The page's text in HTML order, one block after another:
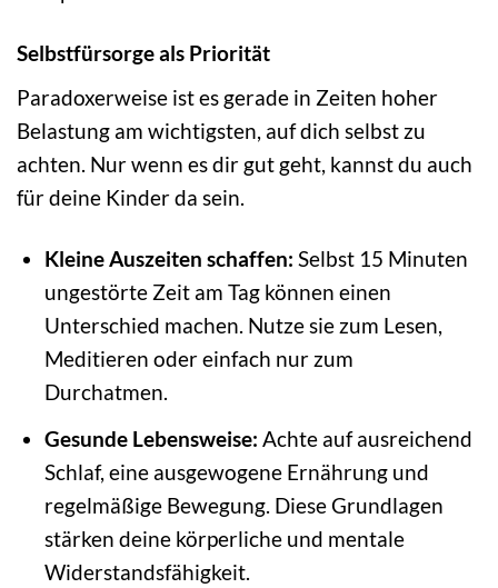
Selbstfürsorge als Priorität
Paradoxerweise ist es gerade in Zeiten hoher
Belastung am wichtigsten, auf dich selbst zu
achten. Nur wenn es dir gut geht, kannst du auch
für deine Kinder da sein.
Kleine Auszeiten schaffen: Selbst 15 Minuten
ungestörte Zeit am Tag können einen
Unterschied machen. Nutze sie zum Lesen,
Meditieren oder einfach nur zum
Durchatmen.
Gesunde Lebensweise: Achte auf ausreichend
Schlaf, eine ausgewogene Ernährung und
regelmäßige Bewegung. Diese Grundlagen
stärken deine körperliche und mentale
Widerstandsfähigkeit.